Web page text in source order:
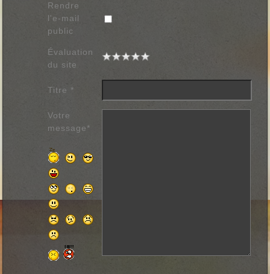
Rendre
l'e-mail
public
Évaluation
du site
Titre *
Votre
message*